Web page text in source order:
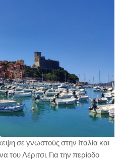
σε γνωστούς στην Ιταλία και
του Λέριτσι. Για την περίοδο